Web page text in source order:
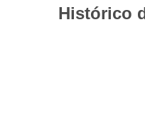
Histórico